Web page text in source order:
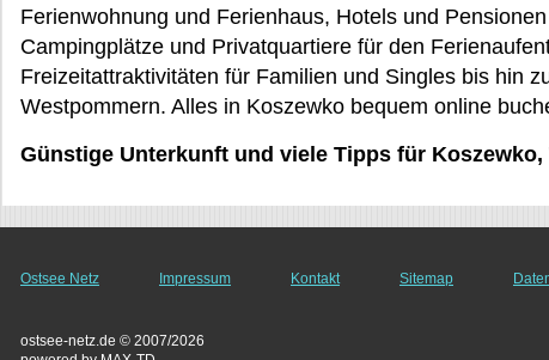
Ferienwohnung und Ferienhaus, Hotels und
Campingplätze und Privatquartiere für den
Freizeitattraktivitäten für Familien und Singles bis hin
Westpommern. Alles in Koszewko bequem online
Günstige Unterkunft und viele Tipps für Koszewko,
Ostsee Netz Impressum Kontakt Sitemap
ostsee-netz.de © 2007/2026